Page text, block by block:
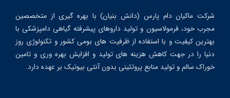
شرکت ماکیان دام پارس (دانش بنیان) با بهره گیری از متخصصین
مجرب خود، فرمولاسیون و تولید داروهای پیشرفته گیاهی دامپزشکی با
بهترین کیفیت و با استفاده از ظرفیت های بومی کشور و تکنولوژی روز
دنیا را در جهت کاهش هزینه های تولید و افزایش بهره وری و تامین
خوراک سالم و تولید منابع پروتئینی بدون آنتی بیوتیک بر عهده دارد.